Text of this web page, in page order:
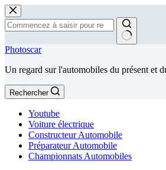
Passer
au
contenu
Aucun
Photoscar
Un regard sur l'automobiles du présent et
Rechercher
Youtube
Voiture électrique
Constructeur Automobile
Préparateur Automobile
Championnats Automobiles